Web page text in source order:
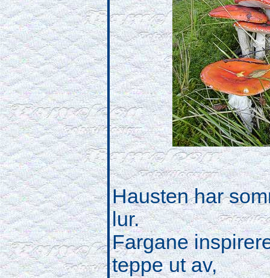
Hausten har
lur.
Fargane
teppe ut av,